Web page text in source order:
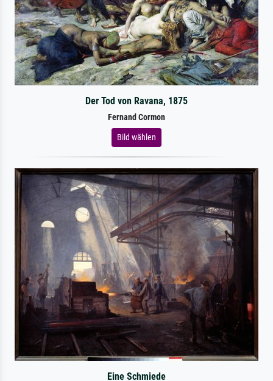
Der Tod von Ravana, 1875
Fernand Cormon
Bild wählen
Eine Schmiede